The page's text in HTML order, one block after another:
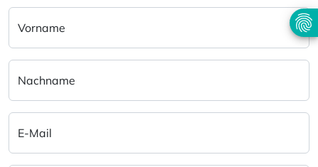
Vorname
Nachname
E-Mail